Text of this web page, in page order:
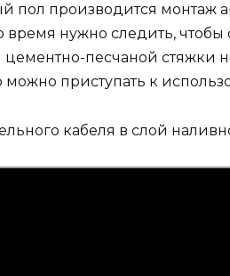
пол производится
время нужно следить,
цементно-песчаной стяжки
можно приступать к
кабеля в слой